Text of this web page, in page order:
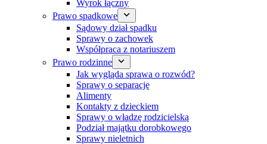
Wyrok łączny
Prawo spadkowe
Sądowy dział spadku
Sprawy o zachowek
Współpraca z notariuszem
Prawo rodzinne
Jak wygląda sprawa o rozwód?
Sprawy o separację
Alimenty
Kontakty z dzieckiem
Sprawy o władzę rodzicielską
Podział majątku dorobkowego
Sprawy nieletnich